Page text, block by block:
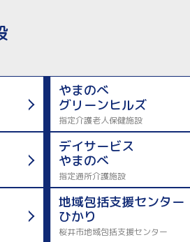
やまのべ
グリーンヒルズ
指定介護老人保健施設
デイサービス
やまのべ
指定通所介護施設
地域包括支援センター
ひかり
桜井市地域包括支援センター